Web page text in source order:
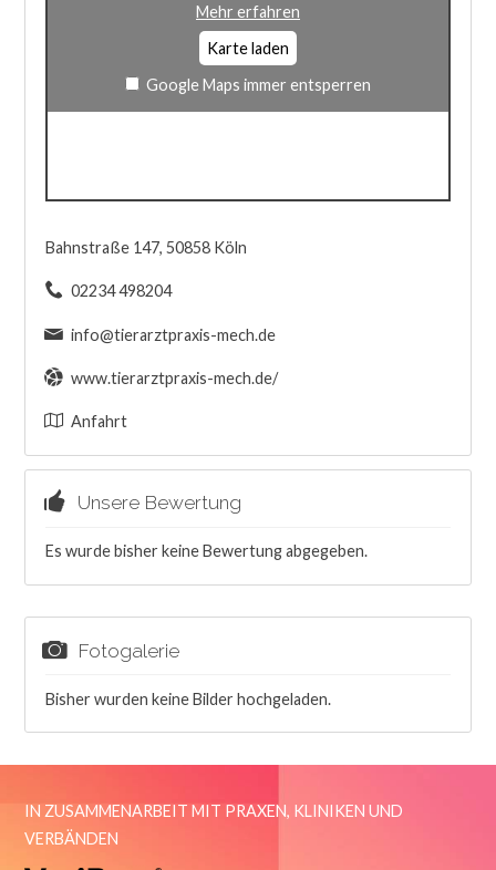
Mehr erfahren
Karte laden
Google Maps immer entsperren
Bahnstraße 147, 50858 Köln
02234 498204
info@tierarztpraxis-mech.de
www.tierarztpraxis-mech.de/
Anfahrt
Unsere Bewertung
Es wurde bisher keine Bewertung abgegeben.
Fotogalerie
Bisher wurden keine Bilder hochgeladen.
IN ZUSAMMENARBEIT MIT PRAXEN, KLINIKEN UND
VERBÄNDEN